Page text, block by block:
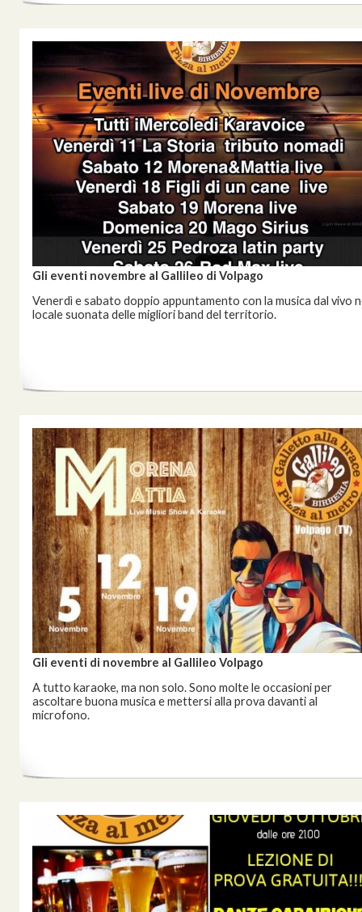
Gli eventi novembre al Gallileo di Volpago
Venerdì e sabato doppio appuntamento con la musica dal vivo
locale suonata delle migliori band del territorio.
Gli eventi di novembre al Gallileo Volpago
A tutto karaoke, ma non solo. Sono molte le occasioni per
ascoltare buona musica e mettersi alla prova davanti al
microfono.